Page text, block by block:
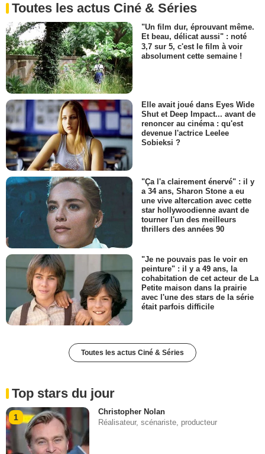
Toutes les actus Ciné & Séries
"Un film dur, éprouvant même.
Et beau, délicat aussi" : noté
3,7 sur 5, c'est le film à voir
absolument cette semaine !
Elle avait joué dans Eyes Wide
Shut et Deep Impact... avant de
renoncer au cinéma : qu'est
devenue l'actrice Leelee
Sobieksi ?
"Ça l'a clairement énervé" : il y
a 34 ans, Sharon Stone a eu
une vive altercation avec cette
star hollywoodienne avant de
tourner l'un des meilleurs
thrillers des années 90
"Je ne pouvais pas le voir en
peinture" : il y a 49 ans, la
cohabitation de cet acteur de La
Petite maison dans la prairie
avec l'une des stars de la série
était parfois difficile
Toutes les actus Ciné & Séries
Top stars du jour
1
Christopher Nolan
Réalisateur, scénariste, producteur